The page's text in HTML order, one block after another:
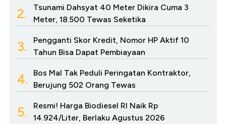
2.
Tsunami Dahsyat 40 Meter Dikira Cuma 3
Meter, 18.500 Tewas Seketika
3.
Pengganti Skor Kredit, Nomor HP Aktif 10
Tahun Bisa Dapat Pembiayaan
4.
Bos Mal Tak Peduli Peringatan Kontraktor,
Berujung 502 Orang Tewas
5.
Resmi! Harga Biodiesel RI Naik Rp
14.924/Liter, Berlaku Agustus 2026